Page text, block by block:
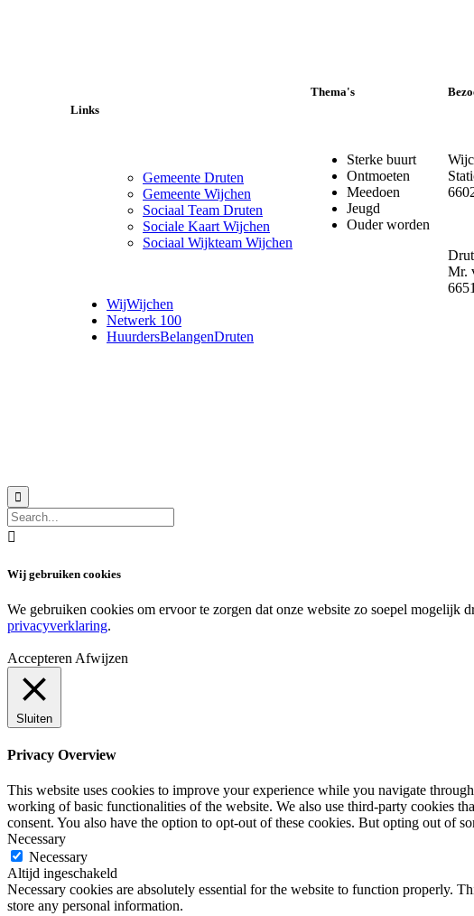
Links
Gemeente Druten
Gemeente Wijchen
Sociaal Team Druten
Sociale Kaart Wijchen
Sociaal Wijkteam Wijchen
WijWijchen
Netwerk 100
HuurdersBelangenDruten
Thema's
Sterke buurt
Ontmoeten
Meedoen
Jeugd
Ouder worden
Mr.


Wij gebruiken cookies
We gebruiken cookies om ervoor te zorgen dat onze website zo soepel
privacyverklaring.
Accepteren Afwijzen
Sluiten
Privacy Overview
This website uses cookies to improve your experience while you navigate
working of basic functionalities of the website. We also use third-party cookies
consent. You also have the option to opt-out of these cookies. But opting out of
Necessary
Necessary
Altijd ingeschakeld
Necessary cookies are absolutely essential for the website to function properly.
store any personal information.